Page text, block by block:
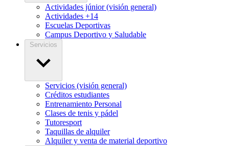
Actividades júnior (visión general)
Actividades +14
Escuelas Deportivas
Campus Deportivo y Saludable
Servicios
Servicios (visión general)
Créditos estudiantes
Entrenamiento Personal
Clases de tenis y pádel
Tutoresport
Taquillas de alquiler
Alquiler y venta de material deportivo